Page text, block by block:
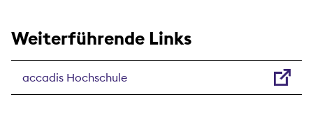
Weiterführende Links
accadis Hochschule